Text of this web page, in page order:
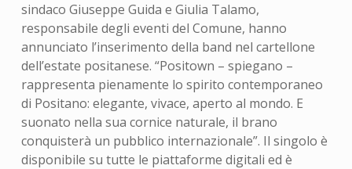
sindaco Giuseppe Guida e Giulia Talamo,
responsabile degli eventi del Comune, hanno
annunciato l’inserimento della band nel cartellone
dell’estate positanese. “Positown – spiegano –
rappresenta pienamente lo spirito contemporaneo
di Positano: elegante, vivace, aperto al mondo. E
suonato nella sua cornice naturale, il brano
conquisterà un pubblico internazionale”. Il singolo è
disponibile su tutte le piattaforme digitali ed è